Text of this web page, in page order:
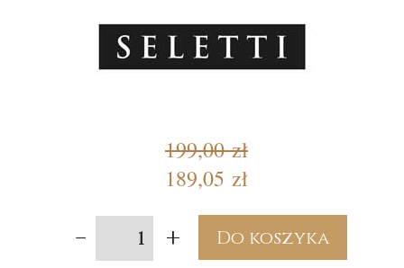
199,00 zł
189,05 zł
- + Do koszyka